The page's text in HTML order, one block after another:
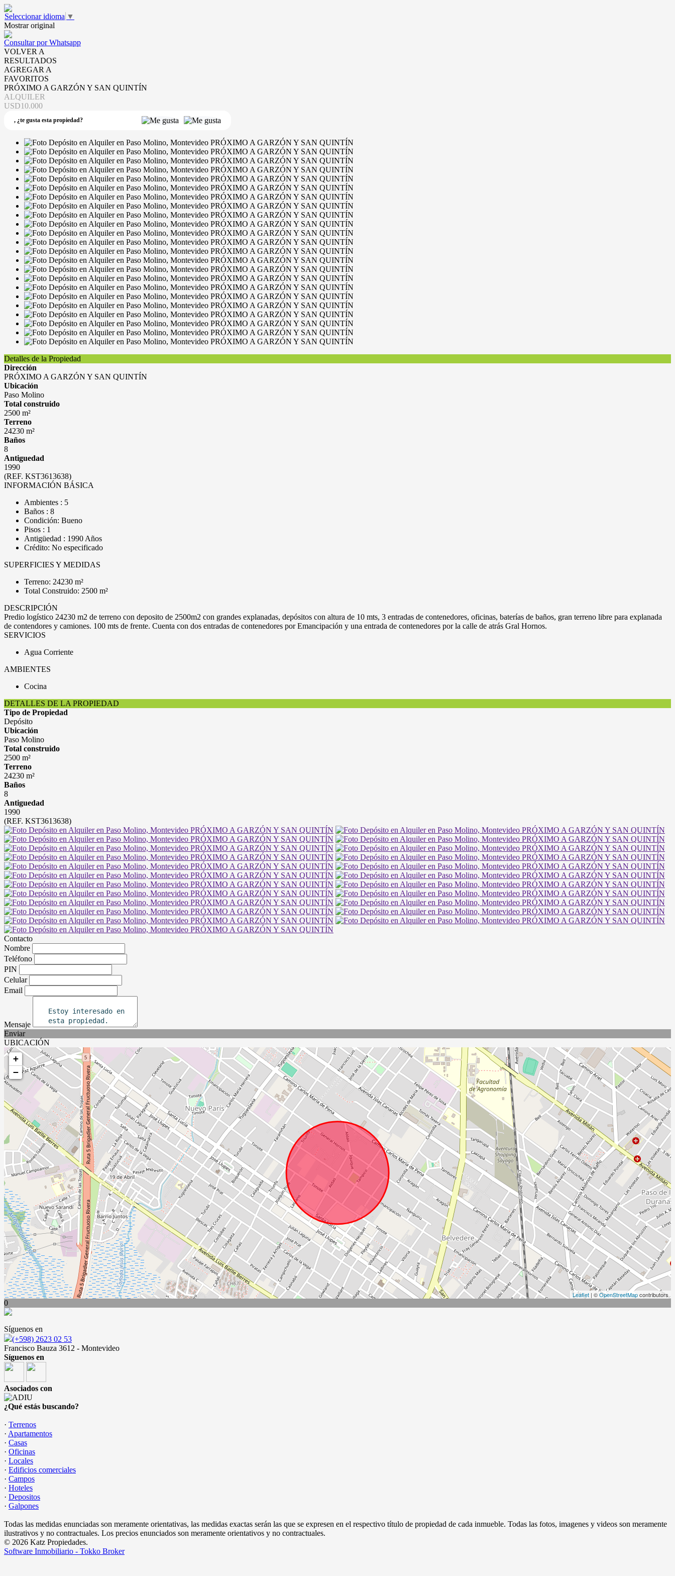
Seleccionar idioma ▼
Mostrar original
Consultar por Whatsapp
VOLVER A
RESULTADOS
AGREGAR A
FAVORITOS
PRÓXIMO A GARZÓN Y SAN QUINTÍN
ALQUILER
USD10.000
, ¿te gusta esta propiedad?
Detalles de la Propiedad
Dirección
PRÓXIMO A GARZÓN Y SAN QUINTÍN
Ubicación
Paso Molino
Total construido
2500 m²
Terreno
24230 m²
Baños
8
Antiguedad
1990
(REF. KST3613638)
INFORMACIÓN BÁSICA
Ambientes : 5
Baños : 8
Condición: Bueno
Pisos : 1
Antigüedad : 1990 Años
Crédito: No especificado
SUPERFICIES Y MEDIDAS
Terreno: 24230 m²
Total Construido: 2500 m²
DESCRIPCIÓN
Predio logístico 24230 m2 de terreno con deposito de 2500m2 con grandes explanadas, depósitos con altura de 10 mts, 3 entradas de contenedores, oficinas, baterías de baños, gran terreno libre para explanada
de contendores y camiones. 100 mts de frente. Cuenta con dos entradas de contenedores por Emancipación y una entrada de contenedores por la calle de atrás Gral Hornos.
SERVICIOS
Agua Corriente
AMBIENTES
Cocina
DETALLES DE LA PROPIEDAD
Tipo de Propiedad
Depósito
Ubicación
Paso Molino
Total construido
2500 m²
Terreno
24230 m²
Baños
8
Antiguedad
1990
(REF. KST3613638)
Contacto
Nombre
Teléfono
PIN
Celular
Email
Mensaje
Enviar
UBICACIÓN
+
−
Leaflet | ©OpenStreetMapcontributors
0
Síguenos en
(+598) 2623 02 53
Francisco Bauza 3612 - Montevideo
Síguenos en
Asociados con
¿Qué estás buscando?
· Terrenos
· Apartamentos
· Casas
· Oficinas
· Locales
· Edificios comerciales
· Campos
· Hoteles
· Depositos
· Galpones
Todas las medidas enunciadas son meramente orientativas, las medidas exactas serán las que se expresen en el respectivo título de propiedad de cada inmueble. Todas las fotos, imagenes y videos son meramente
ilustrativos y no contractuales. Los precios enunciados son meramente orientativos y no contractuales.
© 2026 Katz Propiedades.
Software Inmobiliario - Tokko Broker